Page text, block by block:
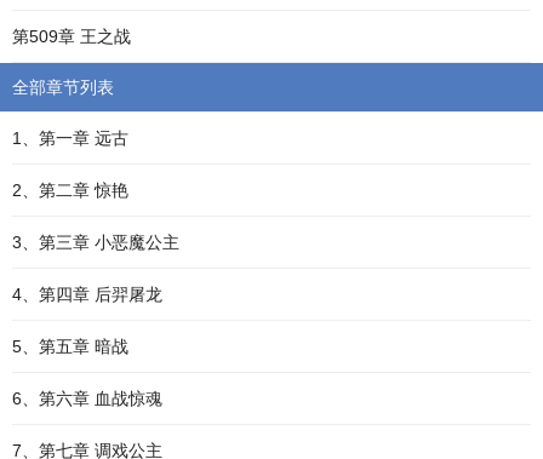
第509章 王之战
全部章节列表
1、第一章 远古
2、第二章 惊艳
3、第三章 小恶魔公主
4、第四章 后羿屠龙
5、第五章 暗战
6、第六章 血战惊魂
7、第七章 调戏公主